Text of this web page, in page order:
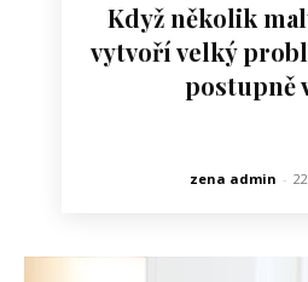
Když několik
vytvoří velký
postupně
zena admin -